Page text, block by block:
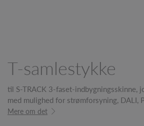
T-samlestykke
til S-TRACK 3-faset-indbygningsskinne,
med mulighed for strømforsyning, DALI,
Mere om det